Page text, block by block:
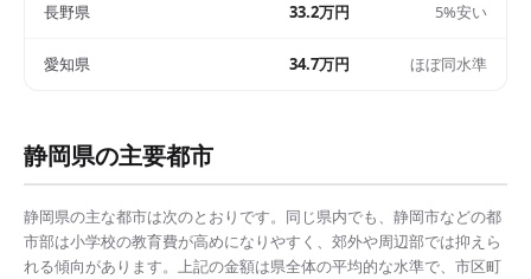
長野県 33.2万円 5%安い
愛知県 34.7万円 ほぼ同水準
静岡県の主要都市
静岡県の主な都市は次のとおりです。同じ県内でも、 静岡市などの都
市部は小学校の教育費が高めになりやすく、郊外や周辺部では抑えら
れる傾向があります。上記の金額は県全体の平均的な水準で、市区町